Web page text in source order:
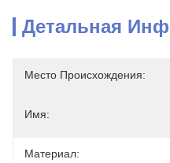
Детальная
Место Происхождения:
Имя:
Материал: